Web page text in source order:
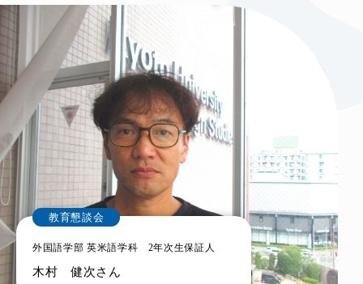
教育懇談会
外国語学部 英米語学科 2年次生保証人
木村 健次さん